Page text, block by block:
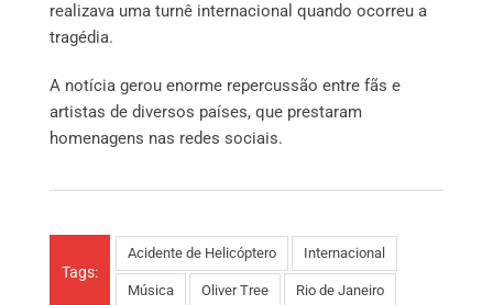
realizava uma turnê internacional quando ocorreu a
tragédia.
A notícia gerou enorme repercussão entre fãs e
artistas de diversos países, que prestaram
homenagens nas redes sociais.
Tags:
Acidente de Helicóptero Internacional
Música Oliver Tree Rio de Janeiro